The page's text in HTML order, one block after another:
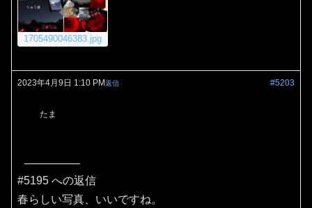
1705490046383.jpg
2023年4月9日 1:10 PM #5203
返信
たま
#5195 への返信
春らしい写真、いいですね。